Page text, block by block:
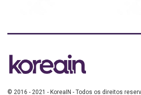
© 2016 - 2021 - KoreaIN - Todos os direitos